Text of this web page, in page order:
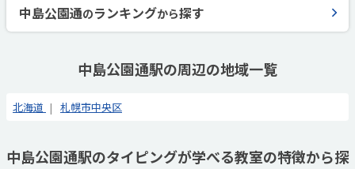
中島公園通のランキングから探す
中島公園通駅の周辺の地域一覧
北海道 札幌市中央区
中島公園通駅のタイピングが学べる教室の特徴から探